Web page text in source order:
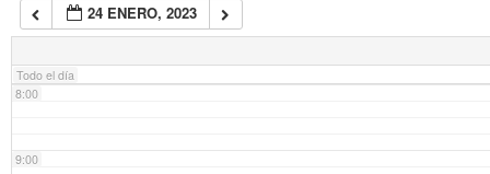
24 ENERO, 2023
Todo el día
7:00
8:00
9:00